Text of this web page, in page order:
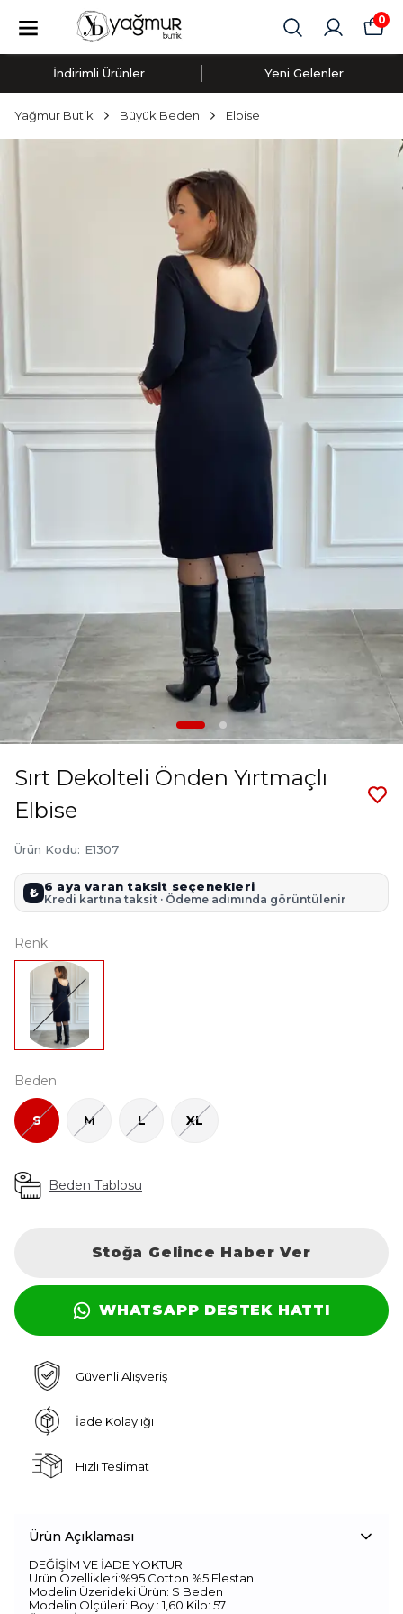
0
İndirimli Ürünler Yeni Gelenler
Yağmur Butik Büyük Beden Elbise
Sırt Dekolteli Önden Yırtmaçlı
Elbise
Ürün Kodu: E1307
₺ 6 aya varan taksit seçenekleri
Kredi kartına taksit · Ödeme adımında görüntülenir
Renk
Beden
S M L XL
Beden Tablosu
Stoğa Gelince Haber Ver
WHATSAPP DESTEK HATTI
Güvenli Alışveriş
İade Kolaylığı
Hızlı Teslimat
Ürün Açıklaması
DEĞİŞİM VE İADE YOKTUR
Ürün Özellikleri:%95 Cotton %5 Elestan
Modelin Üzerideki Ürün: S Beden
Modelin Ölçüleri: Boy : 1,60 Kilo: 57